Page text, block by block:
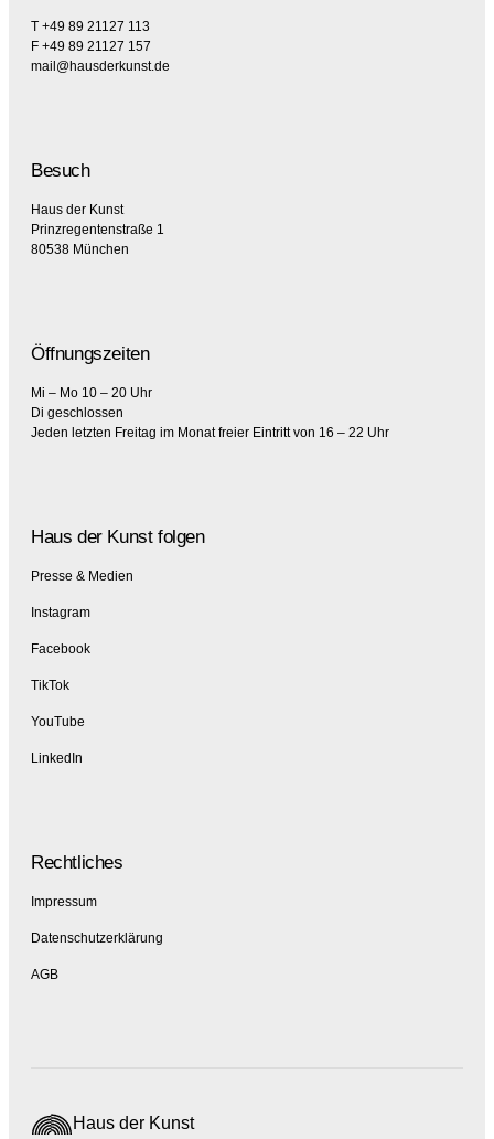
T +49 89 21127 113
F +49 89 21127 157
mail@hausderkunst.de
Besuch
Haus der Kunst
Prinzregentenstraße 1
80538 München
Öffnungszeiten
Mi – Mo 10 – 20 Uhr
Di geschlossen
Jeden letzten Freitag im Monat freier Eintritt von 16 – 22 Uhr
Haus der Kunst folgen
Presse & Medien
Instagram
Facebook
TikTok
YouTube
LinkedIn
Rechtliches
Impressum
Datenschutzerklärung
AGB
Haus der Kunst